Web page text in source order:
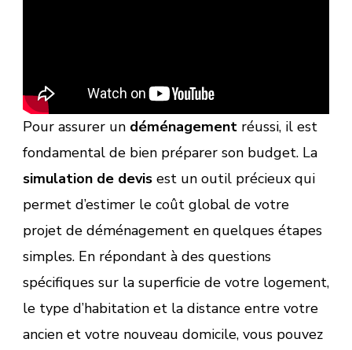
Pour assurer un déménagement réussi, il est
fondamental de bien préparer son budget. La
simulation de devis est un outil précieux qui
permet d’estimer le coût global de votre
projet de déménagement en quelques étapes
simples. En répondant à des questions
spécifiques sur la superficie de votre logement,
le type d’habitation et la distance entre votre
ancien et votre nouveau domicile, vous pouvez